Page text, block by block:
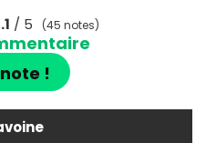
/ 5 (45 notes)
!